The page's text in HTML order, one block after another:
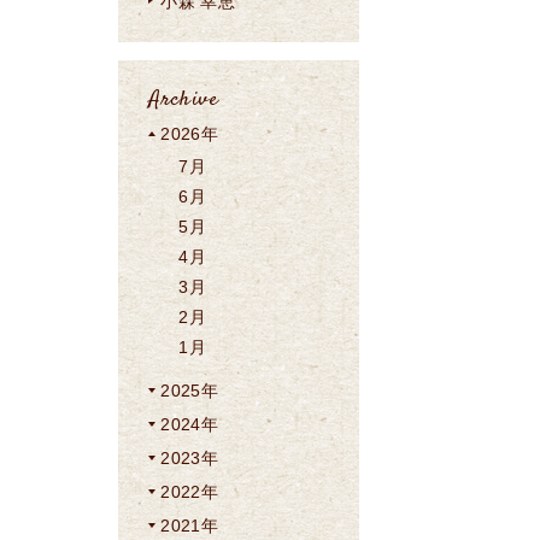
Archive
2026年
7月
6月
5月
4月
3月
2月
1月
2025年
2024年
2023年
2022年
2021年